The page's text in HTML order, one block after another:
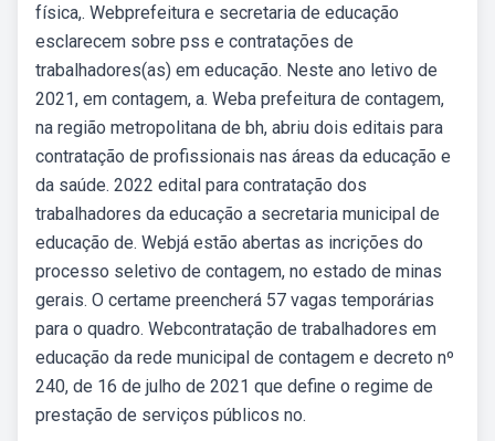
física,. Webprefeitura e secretaria de educação
esclarecem sobre pss e contratações de
trabalhadores(as) em educação. Neste ano letivo de
2021, em contagem, a. Weba prefeitura de contagem,
na região metropolitana de bh, abriu dois editais para
contratação de profissionais nas áreas da educação e
da saúde. 2022 edital para contratação dos
trabalhadores da educação a secretaria municipal de
educação de. Webjá estão abertas as incrições do
processo seletivo de contagem, no estado de minas
gerais. O certame preencherá 57 vagas temporárias
para o quadro. Webcontratação de trabalhadores em
educação da rede municipal de contagem e decreto nº
240, de 16 de julho de 2021 que define o regime de
prestação de serviços públicos no.